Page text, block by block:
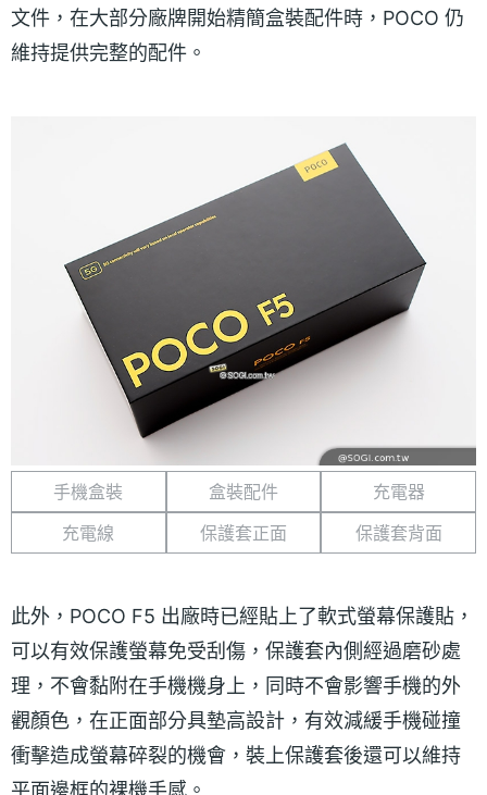
文件，在大部分廠牌開始精簡盒裝配件時，POCO 仍
維持提供完整的配件。
手機盒裝 盒裝配件
充電器
充電線
保護套正面 保護套背面
此外，POCO F5 出廠時已經貼上了軟式螢幕保護貼，
可以有效保護螢幕免受刮傷，保護套內側經過磨砂處
理，不會黏附在手機機身上，同時不會影響手機的外
觀顏色，在正面部分具墊高設計，有效減緩手機碰撞
衝擊造成螢幕碎裂的機會，裝上保護套後還可以維持